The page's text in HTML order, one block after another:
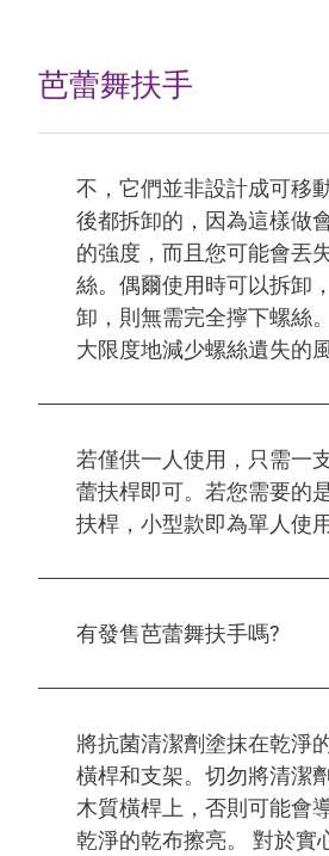
芭蕾舞扶手
不，它們並非設計成可移
後都拆卸的，因為這樣做
的強度，而且您可能會丟
絲。偶爾使用時可以拆卸
卸，則無需完全擰下螺絲
大限度地減少螺絲遺失的風
若僅供一人使用，只需一
蕾扶桿即可。若您需要的
扶桿，小型款即為單人使用
有發售芭蕾舞扶手嗎?
將抗菌清潔劑塗抹在乾淨
橫桿和支架。切勿將清潔
木質橫桿上，否則可能會
乾淨的乾布擦亮。 對於實